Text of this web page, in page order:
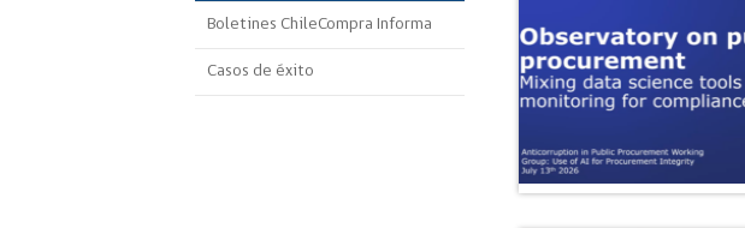
Reportes Ley de Inclusión
Certificación
Centro de Ayuda
Compras Coordinadas
Boletines ChileCompra Informa
Casos de éxito